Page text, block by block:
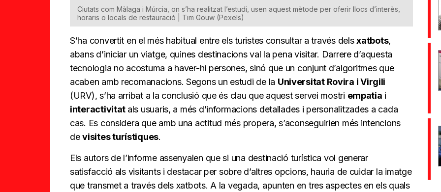
Ciutats com Màlaga i Múrcia, on s’ha realitzat l’estudi, usen aquest mètode per oferir llocs d’interès,
horaris o locals de restauració | Tim Gouw (Pexels)
S’ha convertit en el més habitual entre els turistes consultar a través delsxatbots,
abans d’iniciar un viatge, quines destinacions val la pena visitar. Darrere d’aquesta
tecnologia no acostuma a haver-hi persones, sinó que un conjunt d’algoritmes que
acaben amb recomanacions. Segons un estudi de la Universitat Rovira i Virgili
(URV), s’ha arribat a la conclusió que és clau que aquest servei mostri empatia i
interactivitat als usuaris, a més d’informacions detallades i personalitzades a cada
cas. Es considera que amb una actitud més propera, s’aconseguirien més intencions
devisites turístiques.
Els autors de l’informe assenyalen que si una destinació turística vol generar
satisfacció als visitants i destacar per sobre d’altres opcions, hauria de cuidar la imatge
que transmet a través dels xatbots. A la vegada, apunten en tres aspectes en els quals